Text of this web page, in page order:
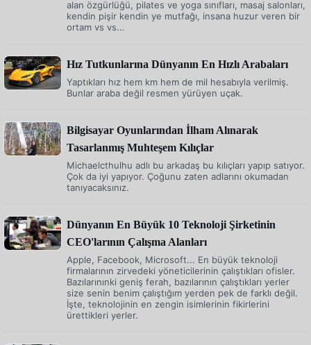
alan özgürlüğü, pilates ve yoga sınıfları, masaj salonları,
kendin pişir kendin ye mutfağı, insana huzur veren bir
ortam vs vs...
Hız Tutkunlarına Dünyanın En Hızlı Arabaları
Yaptıkları hız hem km hem de mil hesabıyla verilmiş.
Bunlar araba değil resmen yürüyen uçak.
Bilgisayar Oyunlarından İlham Alınarak
Tasarlanmış Muhteşem Kılıçlar
Michaelcthulhu adlı bu arkadaş bu kılıçları yapıp satıyor.
Çok da iyi yapıyor. Çoğunu zaten adlarını okumadan
tanıyacaksınız.
Dünyanın En Büyük 10 Teknoloji Şirketinin
CEO'larının Çalışma Alanları
Apple, Facebook, Microsoft... En büyük teknoloji
firmalarının zirvedeki yöneticilerinin çalıştıkları ofisler.
Bazılarınınki geniş ferah, bazılarının çalıştıkları yerler
size senin benim çalıştığım yerden pek de farklı değil.
İşte, teknolojinin en zengin isimlerinin fikirlerini
ürettikleri yerler.